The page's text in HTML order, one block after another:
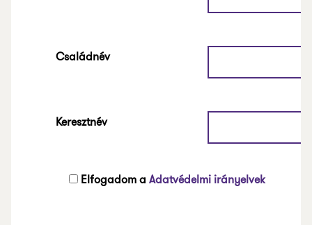
Keresztnév
Családnév
Elfogadom a Adatvédelmi irányelvek